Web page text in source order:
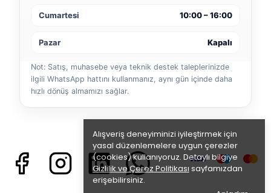
Alışveriş deneyiminizi iyileştirmek için
yasal düzenlemelere uygun çerezler
(cookies) kullanıyoruz. Detaylı bilgiye
Gizlilik ve Çerez Politikası sayfamızdan
erişebilirsiniz.
Cumartesi 10:00 – 16:00
Pazar Kapalı
Not: Satış, muhasebe veya teknik destek taleplerinizde
ilgili WhatsApp hattını kullanmanız, aynı gün içinde daha
hızlı dönüş almamızı sağlar.